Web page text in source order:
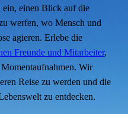
ein, einen Blick auf die
werfen, wo Mensch und
agieren. Erlebe die
Freunde und Mitarbeiter,
Wir
Reise zu werden und die
zu entdecken.